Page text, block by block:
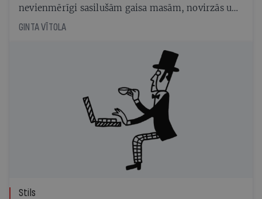
nevienmērīgi sasilušām gaisa masām, novirzās un
rada brīnumainus uzplaiksnījumus. Noķer savu
GINTA VĪTOLA
Stils